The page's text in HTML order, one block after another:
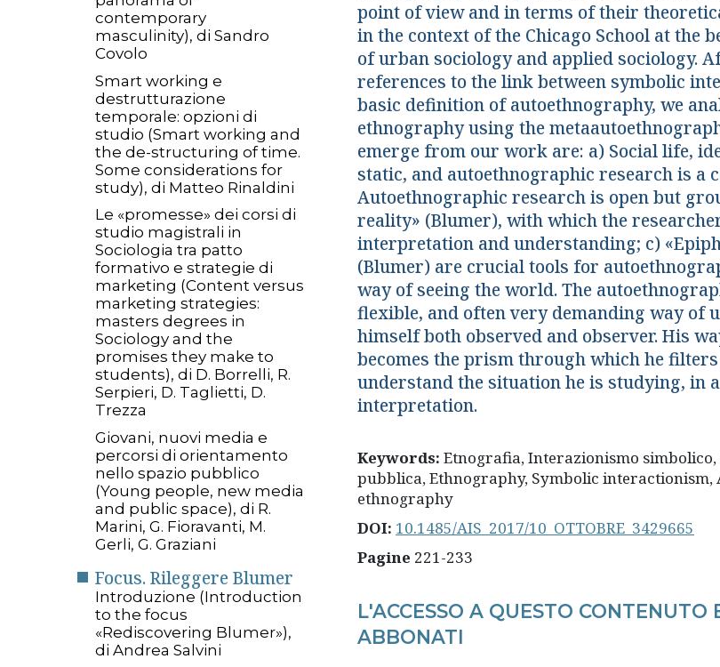
contemporary
masculinity), di Sandro
Covolo
Smart working e
destrutturazione
temporale: opzioni di
studio (Smart working and
the de-structuring of time.
Some considerations for
study), di Matteo Rinaldini
Le «promesse» dei corsi di
studio magistrali in
Sociologia tra patto
formativo e strategie di
marketing (Content versus
marketing strategies:
masters degrees in
Sociology and the
promises they make to
students), di D. Borrelli, R.
Serpieri, D. Taglietti, D.
Trezza
Giovani, nuovi media e
percorsi di orientamento
nello spazio pubblico
(Young people, new media
and public space), di R.
Marini, G. Fioravanti, M.
Gerli, G. Graziani
Focus. Rileggere Blumer
Introduzione (Introduction
to the focus
«Rediscovering Blumer»),
di Andrea Salvini
point of view and in terms of their
in the context of the Chicago School at the
of urban sociology and applied sociology.
references to the link between symbolic
basic definition of autoethnography, we
ethnography using the
emerge from our work are: a) Social life,
static, and autoethnographic research is a
Autoethnographic research is open but
reality» (Blumer), with which the
interpretation and understanding; c)
(Blumer) are crucial tools for
way of seeing the world. The
flexible, and often very demanding way of
himself both observed and observer. His
becomes the prism through which he
understand the situation he is studying, in
interpretation.
Keywords: Etnografia, Interazionismo
pubblica, Ethnography, Symbolic
ethnography
DOI: 10.1485/AIS_2017/10_OTTOBRE_3429665
Pagine 221-233
L'ACCESSO A QUESTO
ABBONATI